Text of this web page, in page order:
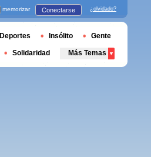
memorizar Conectarse ¿olvidado?
Deportes Insólito Gente
Solidaridad Más Temas